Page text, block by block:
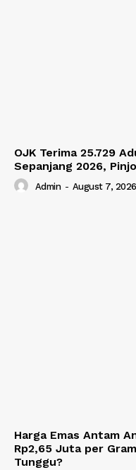
OJK Terima 25.729
Sepanjang 2026,
Admin - August 7, 2026
Harga Emas Antam
Rp2,65 Juta per
Tunggu?